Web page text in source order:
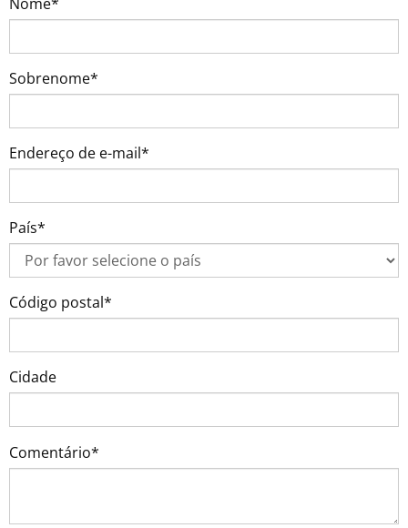
Sobrenome*
Endereço de e-mail*
País*
Código postal*
Cidade
Comentário*